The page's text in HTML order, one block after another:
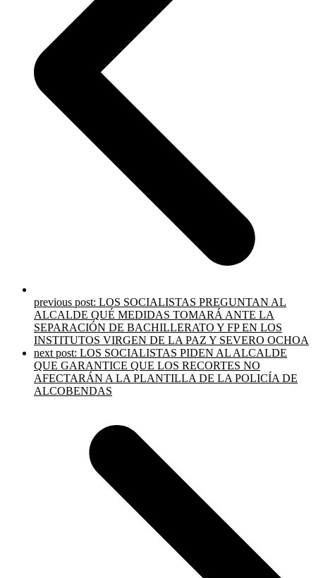
previous post: LOS SOCIALISTAS PREGUNTAN AL
ALCALDE QUÉ MEDIDAS TOMARÁ ANTE LA
SEPARACIÓN DE BACHILLERATO Y FP EN LOS
INSTITUTOS VIRGEN DE LA PAZ Y SEVERO OCHOA
next post: LOS SOCIALISTAS PIDEN AL ALCALDE
QUE GARANTICE QUE LOS RECORTES NO
AFECTARÁN A LA PLANTILLA DE LA POLICÍA DE
ALCOBENDAS